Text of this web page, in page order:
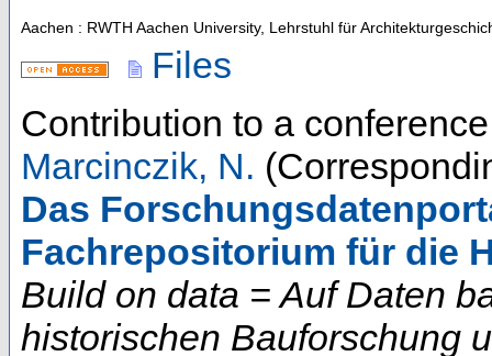
Aachen : RWTH Aachen University, Lehrstuhl für
Files
Contribution to a
Marcinczik, N.
Das
Fachrepositorium für die
Build on data = Auf Daten
historischen Bauforschung